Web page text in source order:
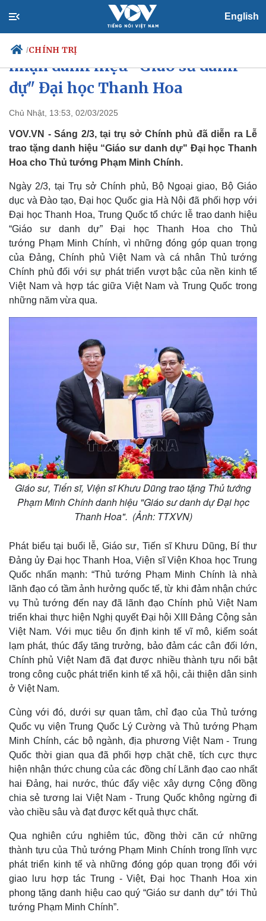
English
/CHÍNH TRỊ
Chính trị
Tổ chức nhân sự
Quốc hội
Nhận diện sự thật
Tin 24h
Dự báo thời tiết
Giáo dục
Dấu ấn VOV
Biển đảo
Thế giới
Quan sát
Cuộc sống đó đây
Multimedia
Video
Ảnh
Infographic
Thủ tướng Phạm Minh Chính
nhận danh hiệu “Giáo sư danh
dự" Đại học Thanh Hoa
Chủ Nhật, 13:53, 02/03/2025
VOV.VN - Sáng 2/3, tại trụ sở Chính phủ đã diễn ra Lễ
trao tặng danh hiệu “Giáo sư danh dự" Đại học Thanh
Hoa cho Thủ tướng Phạm Minh Chính.
Ngày 2/3, tại Trụ sở Chính phủ, Bộ Ngoại giao, Bộ Giáo
dục và Đào tạo, Đại học Quốc gia Hà Nội đã phối hợp với
Đại học Thanh Hoa, Trung Quốc tổ chức lễ trao danh hiệu
“Giáo sư danh dự” Đại học Thanh Hoa cho Thủ
tướng Phạm Minh Chính, vì những đóng góp quan trọng
của Đảng, Chính phủ Việt Nam và cá nhân Thủ tướng
Chính phủ đối với sự phát triển vượt bậc của nền kinh tế
Việt Nam và hợp tác giữa Việt Nam và Trung Quốc trong
những năm vừa qua.
Giáo sư, Tiến sĩ, Viện sĩ Khưu Dũng trao tặng Thủ tướng
Phạm Minh Chính danh hiệu "Giáo sư danh dự Đại học
Thanh Hoa". (Ảnh: TTXVN)
Phát biểu tại buổi lễ, Giáo sư, Tiến sĩ Khưu Dũng, Bí thư
Đảng ủy Đại học Thanh Hoa, Viện sĩ Viện Khoa học Trung
Quốc nhấn mạnh: “Thủ tướng Phạm Minh Chính là nhà
lãnh đạo có tầm ảnh hưởng quốc tế, từ khi đảm nhận chức
vụ Thủ tướng đến nay đã lãnh đạo Chính phủ Việt Nam
triển khai thực hiện Nghị quyết Đại hội XIII Đảng Cộng sản
Việt Nam. Với mục tiêu ổn định kinh tế vĩ mô, kiểm soát
lạm phát, thúc đẩy tăng trưởng, bảo đảm các cân đối lớn,
Chính phủ Việt Nam đã đạt được nhiều thành tựu nổi bật
trong công cuộc phát triển kinh tế xã hội, cải thiện dân sinh
ở Việt Nam.
Cùng với đó, dưới sự quan tâm, chỉ đạo của Thủ tướng
Quốc vụ viện Trung Quốc Lý Cường và Thủ tướng Phạm
Minh Chính, các bộ ngành, địa phương Việt Nam - Trung
Quốc thời gian qua đã phối hợp chặt chẽ, tích cực thực
hiện nhận thức chung của các đồng chí Lãnh đạo cao nhất
hai Đảng, hai nước, thúc đẩy việc xây dựng Cộng đồng
chia sẻ tương lai Việt Nam - Trung Quốc không ngừng đi
vào chiều sâu và đạt được kết quả thực chất.
Qua nghiên cứu nghiêm túc, đồng thời căn cứ những
thành tựu của Thủ tướng Phạm Minh Chính trong lĩnh vực
phát triển kinh tế và những đóng góp quan trọng đối với
giao lưu hợp tác Trung - Việt, Đại học Thanh Hoa xin
phong tặng danh hiệu cao quý “Giáo sư danh dự” tới Thủ
tướng Phạm Minh Chính”.